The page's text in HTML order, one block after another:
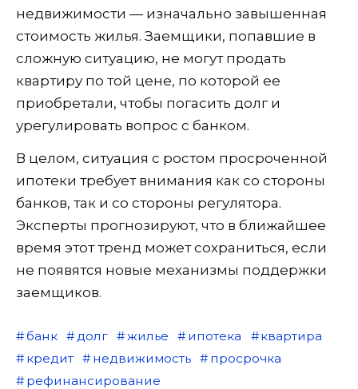
недвижимости — изначально завышенная
стоимость жилья. Заемщики, попавшие в
сложную ситуацию, не могут продать
квартиру по той цене, по которой ее
приобретали, чтобы погасить долг и
урегулировать вопрос с банком.
В целом, ситуация с ростом просроченной
ипотеки требует внимания как со стороны
банков, так и со стороны регулятора.
Эксперты прогнозируют, что в ближайшее
время этот тренд может сохраниться, если
не появятся новые механизмы поддержки
заемщиков.
банк долг жилье ипотека
квартира
кредит
недвижимость
просрочка
рефинансирование